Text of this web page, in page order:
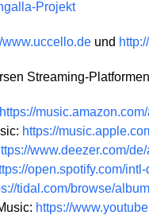
Projekt
www.uccello.de und
Streaming-
https://
https://
www.deezer.com/
open.spotify.com/
tidal.com/browse/
https://